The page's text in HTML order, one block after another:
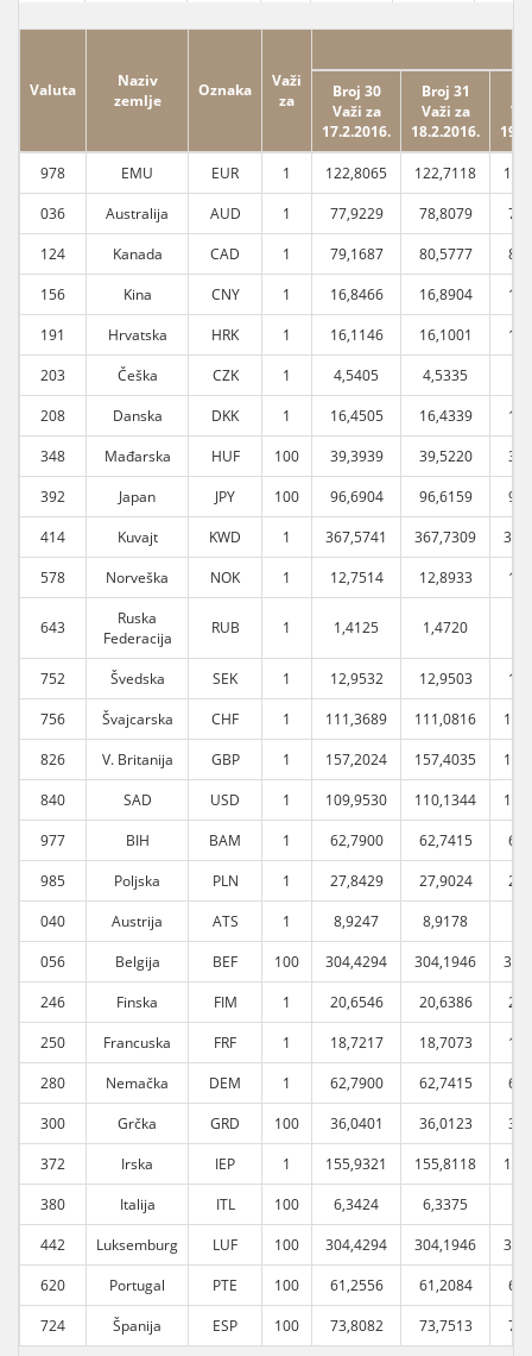
Valuta
Naziv
zemlje
Oznaka
Važi
za
Broj 30
Važi za
17.2.2016.
Broj 31
Važi za
18.2.2016.
978 EMU EUR 1 122,8065 122,7118
036
Australija AUD 1 77,9229 78,8079
124
Kanada CAD 1 79,1687 80,5777
156
Kina CNY 1 16,8466 16,8904
191
Hrvatska HRK 1 16,1146 16,1001
203
Češka CZK 1 4,5405 4,5335
208
Danska DKK 1 16,4505 16,4339
348
Mađarska HUF 100 39,3939 39,5220
392
Japan JPY 100 96,6904 96,6159
414
Kuvajt KWD 1 367,5741 367,7309
578
Norveška NOK 1 12,7514 12,8933
643
Ruska
Federacija
RUB 1 1,4125 1,4720
752 Švedska SEK 1 12,9532 12,9503
756
Švajcarska CHF 1 111,3689 111,0816
826
V. Britanija GBP 1 157,2024 157,4035
840
SAD USD 1 109,9530 110,1344
977
BIH BAM 1 62,7900 62,7415
985
Poljska PLN 1 27,8429 27,9024
040
Austrija ATS 1 8,9247 8,9178
056
Belgija BEF 100 304,4294 304,1946
246
Finska FIM 1 20,6546 20,6386
250
Francuska FRF 1 18,7217 18,7073
280
Nemačka DEM 1 62,7900 62,7415
300
Grčka GRD 100 36,0401 36,0123
372
Irska IEP 1 155,9321 155,8118
380
Italija ITL 100 6,3424 6,3375
442
Luksemburg LUF 100 304,4294 304,1946
620
Portugal PTE 100 61,2556 61,2084
724
Španija ESP 100 73,8082 73,7513